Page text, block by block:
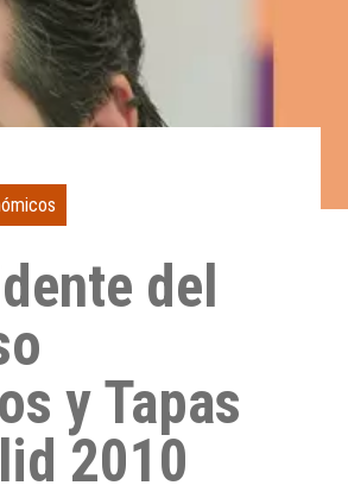
del
y Tapas
2010